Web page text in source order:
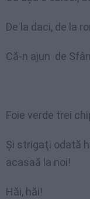
De la daci, de la
Că-n ajun de
Foie verde trei
Şi strigaţi odată
acasaă la noi!
Hăi, hăi!